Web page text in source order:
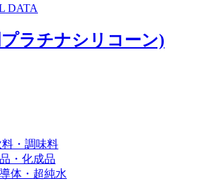
DATA
ラチナシリコーン)
・調味料
・化成品
体・超純水